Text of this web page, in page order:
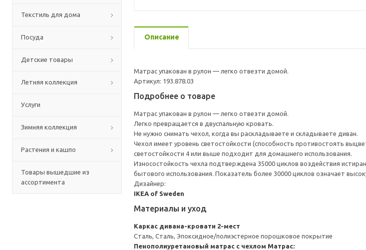
Текстиль для дома
Посуда
Детские товары
Летняя коллекция
Услуги
Зимняя коллекция
Растения и кашпо
Товары вышедшие из
ассортимента
Описание
Матрас упакован в рулон — легко отвезти домой.
Артикул: 193.878.03
Подробнее о товаре
Матрас упакован в рулон — легко отвезти домой.
Легко превращается в двуспальную кровать.
Не нужно снимать чехол, когда вы раскладываете и складываете диван.
Чехол имеет уровень светостойкости (способность противостоять
светостойкости 4 или выше подходит для домашнего использования.
Износостойкость чехла подтверждена 35000 циклов воздействия
бытового использования. Показатель более 30000 циклов означает
Дизайнер:
IKEA of Sweden
Материалы и уход
Каркас дивана-кровати 2-мест
Сталь, Сталь, Эпоксидное/полиэстерное порошковое покрытие
Пенополиуретановый матрас с чехлом Матрас: